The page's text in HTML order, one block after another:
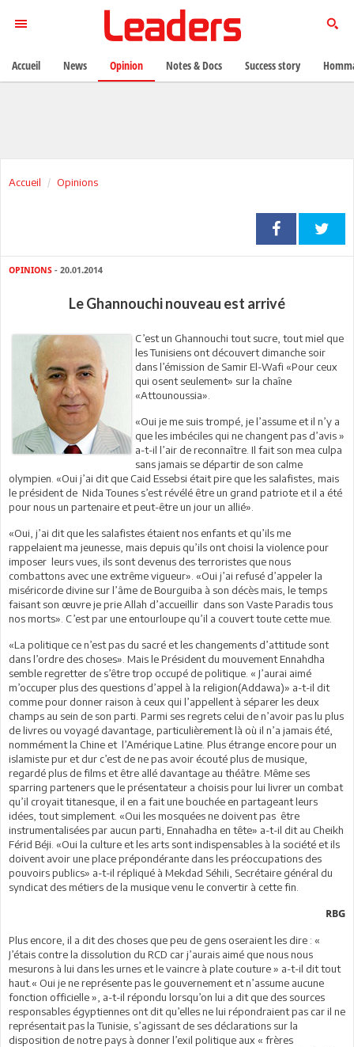
Accueil Opinions
OPINIONS - 20.01.2014
Le Ghannouchi nouveau est arrivé
C’est un Ghannouchi tout sucre, tout miel que
les Tunisiens ont découvert dimanche soir
dans l’émission de Samir El-Wafi «Pour ceux
qui osent seulement» sur la chaîne
«Attounoussia».
«Oui je me suis trompé, je l’assume et il n’y a
que les imbéciles qui ne changent pas d’avis »
a-t-il l’air de reconnaître. Il fait son mea culpa
sans jamais se départir de son calme
olympien. «Oui j’ai dit que Caid Essebsi était pire que les salafistes, mais
le président de Nida Tounes s’est révélé être un grand patriote et il a été
pour nous un partenaire et peut-être un jour un allié».
«Oui, j’ai dit que les salafistes étaient nos enfants et qu’ils me
rappelaient ma jeunesse, mais depuis qu’ils ont choisi la violence pour
imposer leurs vues, ils sont devenus des terroristes que nous
combattons avec une extrême vigueur». «Oui j’ai refusé d’appeler la
miséricorde divine sur l’âme de Bourguiba à son décès mais, le temps
faisant son œuvre je prie Allah d’accueillir dans son Vaste Paradis tous
nos morts». C’est par une entourloupe qu’il a couvert toute cette mue.
«La politique ce n’est pas du sacré et les changements d’attitude sont
dans l’ordre des choses». Mais le Président du mouvement Ennahdha
semble regretter de s’être trop occupé de politique. « J’aurai aimé
m’occuper plus des questions d’appel à la religion(Addawa)» a-t-il dit
comme pour donner raison à ceux qui l’appellent à séparer les deux
champs au sein de son parti. Parmi ses regrets celui de n’avoir pas lu plus
de livres ou voyagé davantage, particulièrement là où il n’a jamais été,
nommément la Chine et l’Amérique Latine. Plus étrange encore pour un
islamiste pur et dur c’est de ne pas avoir écouté plus de musique,
regardé plus de films et être allé davantage au théâtre. Même ses
sparring parteners que le présentateur a choisis pour lui livrer un combat
qu’il croyait titanesque, il en a fait une bouchée en partageant leurs
idées, tout simplement. «Oui les mosquées ne doivent pas être
instrumentalisées par aucun parti, Ennahadha en tête» a-t-il dit au Cheikh
Férid Béji. «Oui la culture et les arts sont indispensables à la société et ils
doivent avoir une place prépondérante dans les préoccupations des
pouvoirs publics» a-t-il répliqué à Mekdad Séhili, Secrétaire général du
syndicat des métiers de la musique venu le convertir à cette fin.
RBG
Plus encore, il a dit des choses que peu de gens oseraient les dire : «
J’étais contre la dissolution du RCD car j’aurais aimé que nous nous
mesurons à lui dans les urnes et le vaincre à plate couture » a-t-il dit tout
haut.« Oui je ne représente pas le gouvernement et n’assume aucune
fonction officielle », a-t-il répondu lorsqu’on lui a dit que des sources
responsables égyptiennes ont dit qu’elles ne lui répondraient pas car il ne
représentait pas la Tunisie, s’agissant de ses déclarations sur la
disposition de notre pays à donner l’exil politique aux « frères
Accueil News Opinion Notes & Docs Success story